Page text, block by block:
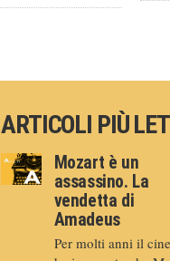
ARTICOLI PIÙ
Mozart è un
assassino. La
vendetta di
Amadeus
Per molti anni il